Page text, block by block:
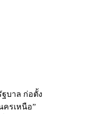
บาล ก่อตั้ง
ครเหนือ”